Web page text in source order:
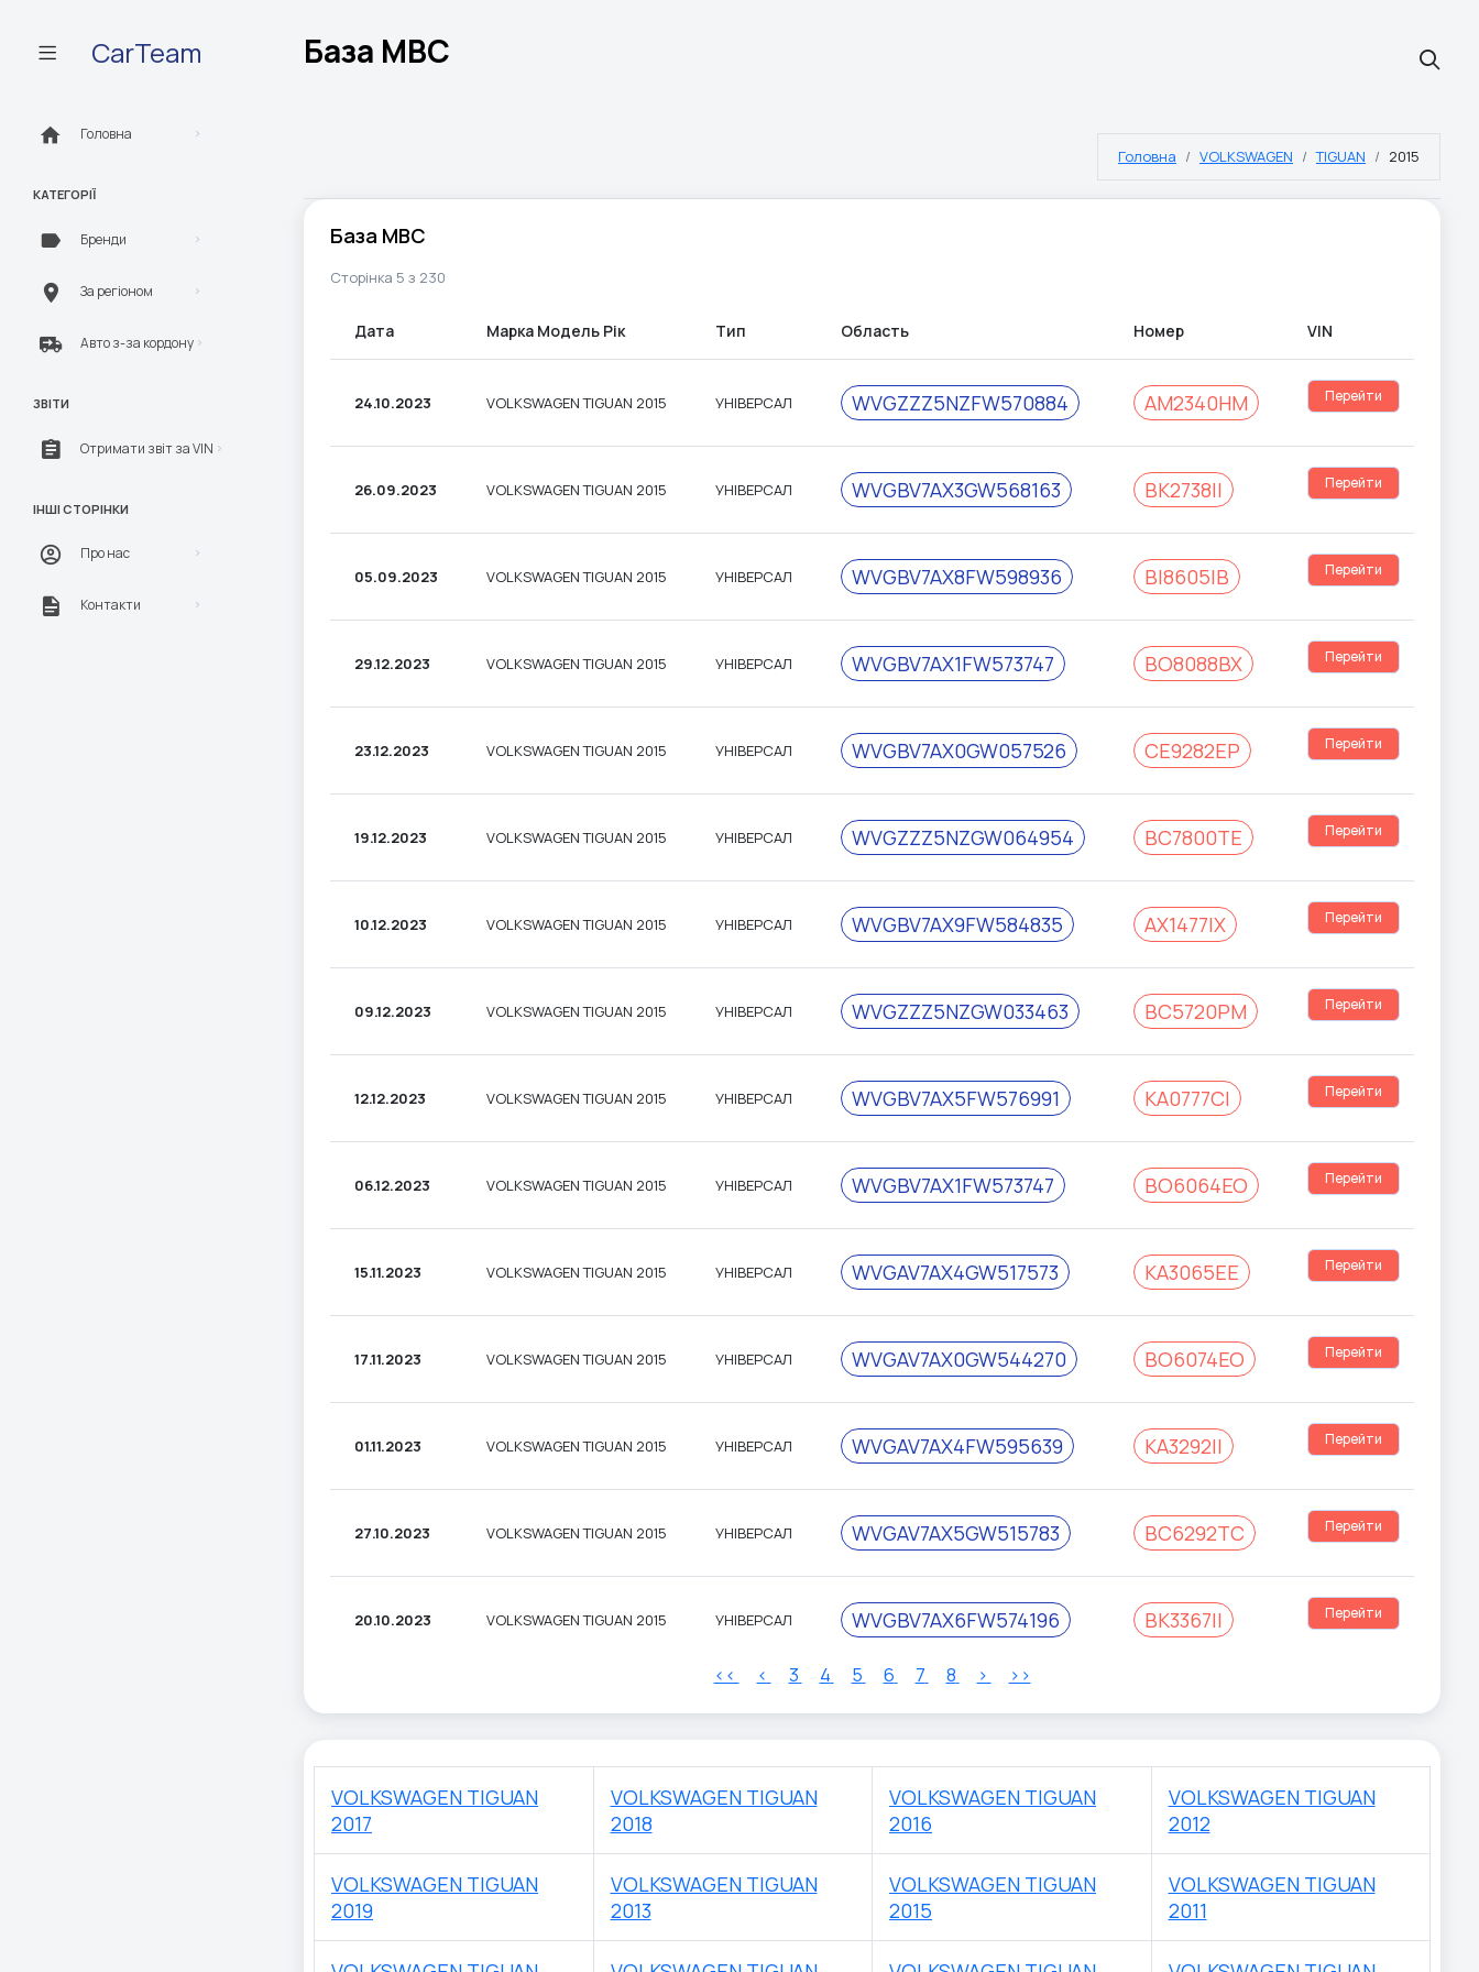
CarTeam База МВС
Головна
КАТЕГОРІЇ
Бренди
За регіоном
Авто з-за кордону
ЗВІТИ
Отримати звіт за VIN
ІНШІ СТОРІНКИ
Про нас
Контакти
Головна VOLKSWAGEN TIGUAN 2015
База МВС
Сторінка 5 з 230
Дата Марка Модель Рік Тип Область Номер VIN
24.10.2023 VOLKSWAGEN TIGUAN 2015 УНІВЕРСАЛ WVGZZZ5NZFW570884 AM2340HM Перейти
26.09.2023 VOLKSWAGEN TIGUAN 2015 УНІВЕРСАЛ WVGBV7AX3GW568163 BK2738II Перейти
05.09.2023 VOLKSWAGEN TIGUAN 2015 УНІВЕРСАЛ WVGBV7AX8FW598936 BI8605IB Перейти
29.12.2023 VOLKSWAGEN TIGUAN 2015 УНІВЕРСАЛ WVGBV7AX1FW573747 BO8088BX Перейти
23.12.2023 VOLKSWAGEN TIGUAN 2015 УНІВЕРСАЛ WVGBV7AX0GW057526 CE9282EP Перейти
19.12.2023 VOLKSWAGEN TIGUAN 2015 УНІВЕРСАЛ WVGZZZ5NZGW064954 BC7800TE Перейти
10.12.2023 VOLKSWAGEN TIGUAN 2015 УНІВЕРСАЛ WVGBV7AX9FW584835 AX1477IX Перейти
09.12.2023 VOLKSWAGEN TIGUAN 2015 УНІВЕРСАЛ WVGZZZ5NZGW033463 BC5720PM Перейти
12.12.2023 VOLKSWAGEN TIGUAN 2015 УНІВЕРСАЛ WVGBV7AX5FW576991 KA0777CI Перейти
06.12.2023 VOLKSWAGEN TIGUAN 2015 УНІВЕРСАЛ WVGBV7AX1FW573747 BO6064EO Перейти
15.11.2023 VOLKSWAGEN TIGUAN 2015 УНІВЕРСАЛ WVGAV7AX4GW517573 KA3065EE Перейти
17.11.2023 VOLKSWAGEN TIGUAN 2015 УНІВЕРСАЛ WVGAV7AX0GW544270 BO6074EO Перейти
01.11.2023 VOLKSWAGEN TIGUAN 2015 УНІВЕРСАЛ WVGAV7AX4FW595639 KA3292II Перейти
27.10.2023 VOLKSWAGEN TIGUAN 2015 УНІВЕРСАЛ WVGAV7AX5GW515783 BC6292TC Перейти
20.10.2023 VOLKSWAGEN TIGUAN 2015 УНІВЕРСАЛ WVGBV7AX6FW574196 BK3367II Перейти
<< < 3 4 5 6 7 8 > >>
VOLKSWAGEN TIGUAN
2017
VOLKSWAGEN TIGUAN
2018
VOLKSWAGEN TIGUAN
2016
VOLKSWAGEN TIGUAN
2012
VOLKSWAGEN TIGUAN
2019
VOLKSWAGEN TIGUAN
2013
VOLKSWAGEN TIGUAN
2015
VOLKSWAGEN TIGUAN
2011